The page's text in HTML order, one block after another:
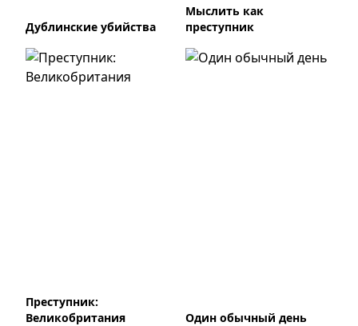
Дублинские убийства
Мыслить как
преступник
Преступник:
Великобритания
Один обычный день